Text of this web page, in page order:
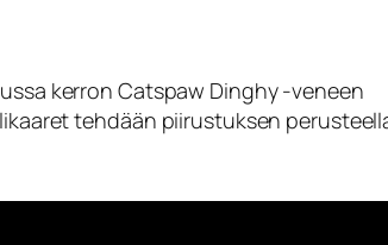
kerron Catspaw Dinghy -veneen
tehdään piirustuksen